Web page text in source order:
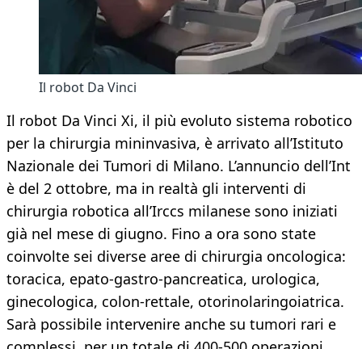
Il robot Da Vinci
Il robot Da Vinci Xi, il più evoluto sistema robotico
per la chirurgia mininvasiva, è arrivato all’Istituto
Nazionale dei Tumori di Milano. L’annuncio dell’Int
è del 2 ottobre, ma in realtà gli interventi di
chirurgia robotica all’Irccs milanese sono iniziati
già nel mese di giugno. Fino a ora sono state
coinvolte sei diverse aree di chirurgia oncologica:
toracica, epato-gastro-pancreatica, urologica,
ginecologica, colon-rettale, otorinolaringoiatrica.
Sarà possibile intervenire anche su tumori rari e